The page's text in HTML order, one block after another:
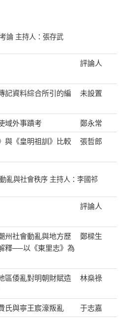
論 主持人：張存武
評論人
記資料綜合所引的編
未設置
域外事蹟考
鄭永常
與《皇明祖訓》比較
張哲郎
亂與社會秩序 主持人：李國祁
評論人
州社會動亂與地方歷
釋──以《東里志》為
鄭樑生
區倭亂對明朝財賦造
林燊祿
氏與寧王宸濠叛亂
于志嘉